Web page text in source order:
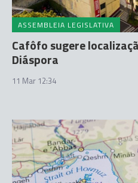
ASSEMBLEIA LEGISLATIVA
Cafôfo sugere
Diáspora
11 Mar 12:34